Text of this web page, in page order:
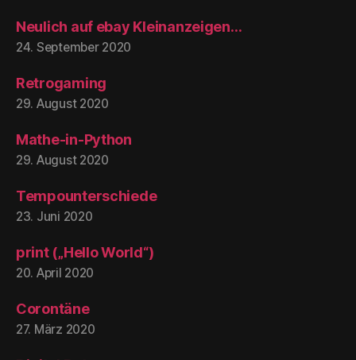
Neulich auf ebay Kleinanzeigen…
24. September 2020
Retrogaming
29. August 2020
Mathe-in-Python
29. August 2020
Tempounterschiede
23. Juni 2020
print („Hello World“)
20. April 2020
Corontäne
27. März 2020